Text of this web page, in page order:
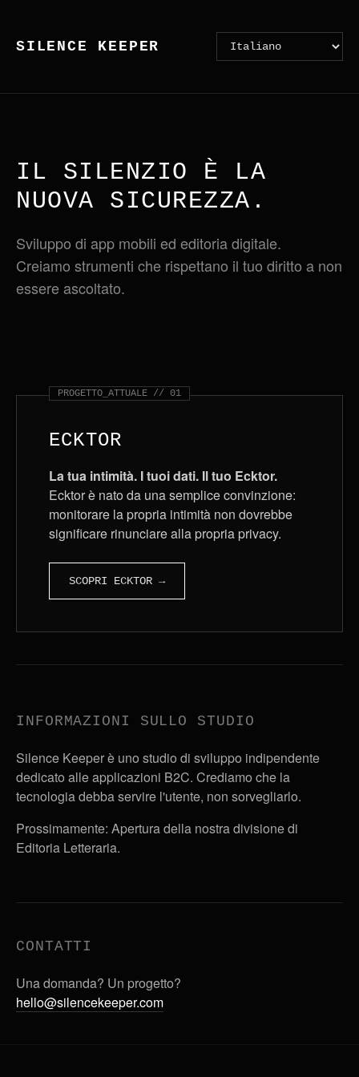
SILENCE KEEPER
IL SILENZIO È LA
NUOVA SICUREZZA.
Sviluppo di app mobili ed editoria digitale.
Creiamo strumenti che rispettano il tuo diritto a non
essere ascoltato.
PROGETTO_ATTUALE // 01
ECKTOR
La tua intimità. I tuoi dati. Il tuo Ecktor.
Ecktor è nato da una semplice convinzione:
monitorare la propria intimità non dovrebbe
significare rinunciare alla propria privacy.
SCOPRI ECKTOR →
INFORMAZIONI SULLO STUDIO
Silence Keeper è uno studio di sviluppo indipendente
dedicato alle applicazioni B2C. Crediamo che la
tecnologia debba servire l'utente, non sorvegliarlo.
Prossimamente: Apertura della nostra divisione di
Editoria Letteraria.
CONTATTI
Una domanda? Un progetto?
hello@silencekeeper.com